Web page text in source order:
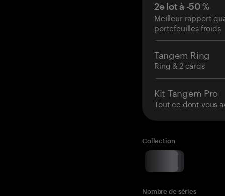
2e lot à -50 %
Meilleur rapport
portefeuilles froids
Tangem Ring
Ring & 2 cards
Kit Tangem Pro
Tout ce dont vous
Collection
Nombre de séries